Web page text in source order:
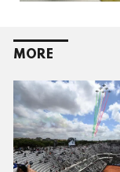
MORE